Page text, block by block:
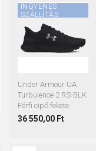
INGYENES
SZÁLLÍTÁS
Under Armour UA
Turbulence 2 RS-BLK
Férfi cipő fekete
36 550,00 Ft
42 44